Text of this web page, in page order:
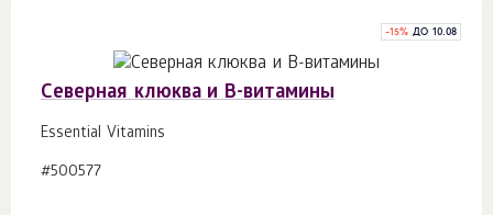
-15% ДО 10.08
Северная клюква и В-витамины
Essential Vitamins
#500577